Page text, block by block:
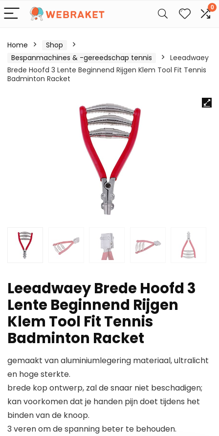
0
Home
Shop
Bespanmachines & -gereedschap tennis
Leeadwaey
Brede Hoofd 3 Lente Beginnend Rijgen Klem Tool Fit Tennis
Badminton Racket
Leeadwaey Brede Hoofd 3
Lente Beginnend Rijgen
Klem Tool Fit Tennis
Badminton Racket
gemaakt van aluminiumlegering materiaal, ultralicht
en hoge sterkte.
brede kop ontwerp, zal de snaar niet beschadigen;
kan voorkomen dat je handen pijn doet tijdens het
binden van de knoop.
3 veren om de spanning beter te behouden.